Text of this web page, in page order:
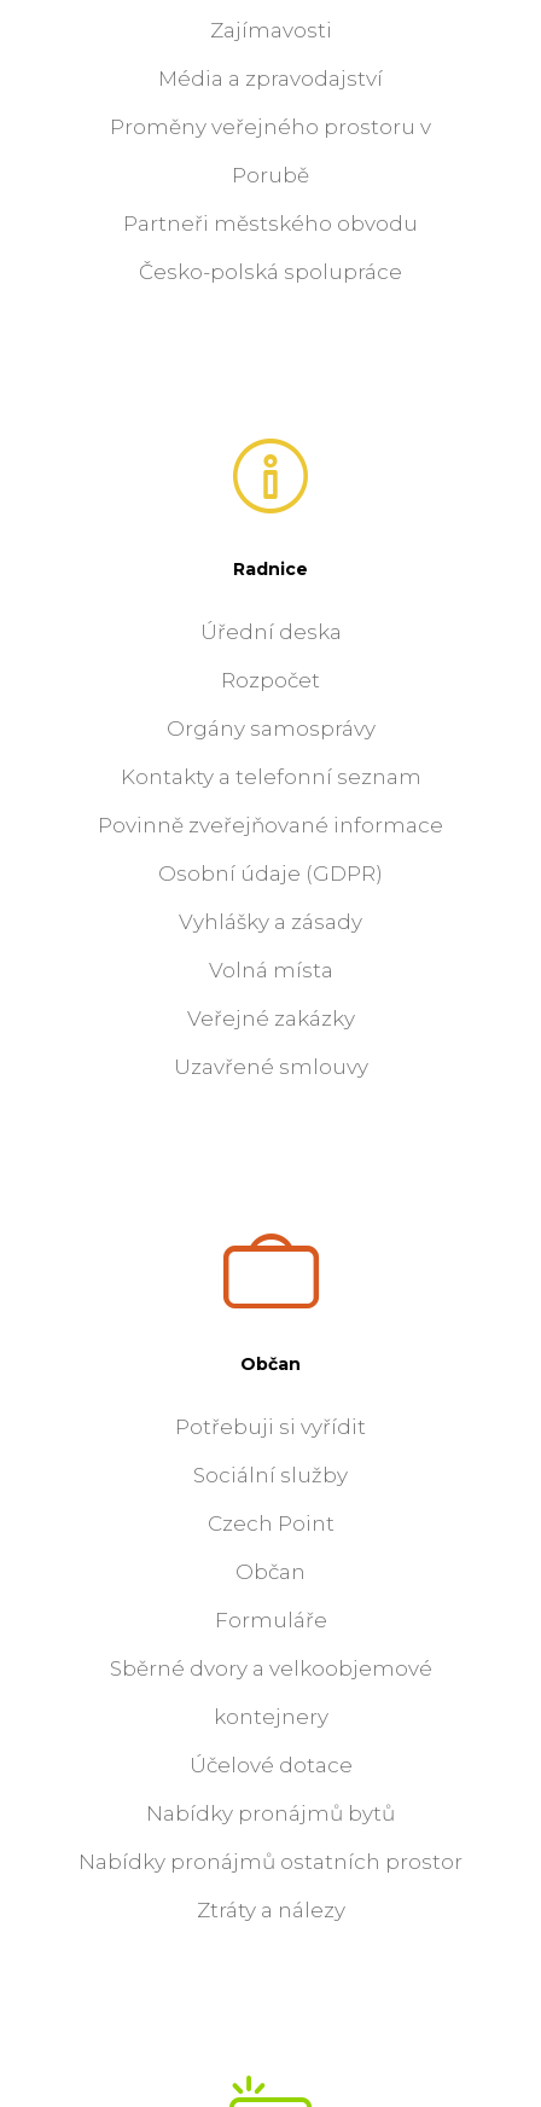
Zajímavosti
Média a zpravodajství
Proměny veřejného prostoru v
Porubě
Partneři městského obvodu
Česko-polská spolupráce
Radnice
Úřední deska
Rozpočet
Orgány samosprávy
Kontakty a telefonní seznam
Povinně zveřejňované informace
Osobní údaje (GDPR)
Vyhlášky a zásady
Volná místa
Veřejné zakázky
Uzavřené smlouvy
Občan
Potřebuji si vyřídit
Sociální služby
Czech Point
Občan
Formuláře
Sběrné dvory a velkoobjemové
kontejnery
Účelové dotace
Nabídky pronájmů bytů
Nabídky pronájmů ostatních prostor
Ztráty a nálezy